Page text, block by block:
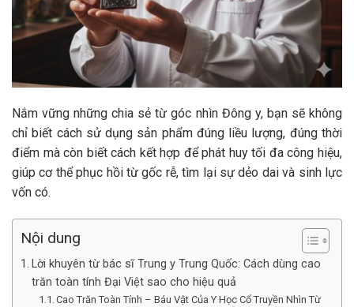
Nắm vững những chia sẻ từ góc nhìn Đông y, bạn sẽ không
chỉ biết cách sử dụng sản phẩm đúng liều lượng, đúng thời
điểm mà còn biết cách kết hợp để phát huy tối đa công hiệu,
giúp cơ thể phục hồi từ gốc rễ, tìm lại sự dẻo dai và sinh lực
vốn có.
Nội dung
Lời khuyên từ bác sĩ Trung y Trung Quốc: Cách dùng cao
trăn toàn tính Đại Việt sao cho hiệu quả
Cao Trăn Toàn Tính – Báu Vật Của Y Học Cổ Truyền Nhìn Từ